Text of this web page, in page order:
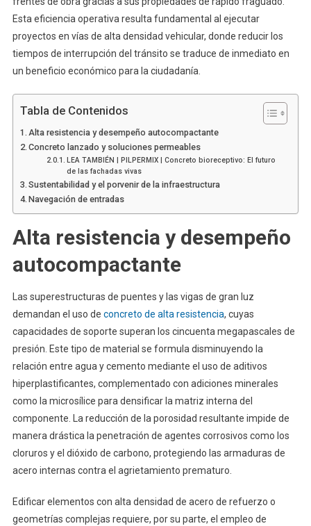
Esta eficiencia operativa resulta fundamental al ejecutar
proyectos en vías de alta densidad vehicular, donde reducir los
tiempos de interrupción del tránsito se traduce de inmediato en
un beneficio económico para la ciudadanía.
Tabla de Contenidos
Alta resistencia y desempeño autocompactante
Concreto lanzado y soluciones permeables
LEA TAMBIÉN | PILPERMIX | Concreto bioreceptivo: El futuro
de las fachadas vivas
Sustentabilidad y el porvenir de la infraestructura
Navegación de entradas
Alta resistencia y desempeño
autocompactante
Las superestructuras de puentes y las vigas de gran luz
demandan el uso de concreto de alta resistencia, cuyas
capacidades de soporte superan los cincuenta megapascales de
presión. Este tipo de material se formula disminuyendo la
relación entre agua y cemento mediante el uso de aditivos
hiperplastificantes, complementado con adiciones minerales
como la microsílice para densificar la matriz interna del
componente. La reducción de la porosidad resultante impide de
manera drástica la penetración de agentes corrosivos como los
cloruros y el dióxido de carbono, protegiendo las armaduras de
acero internas contra el agrietamiento prematuro.
Edificar elementos con alta densidad de acero de refuerzo o
geometrías complejas requiere, por su parte, el empleo de